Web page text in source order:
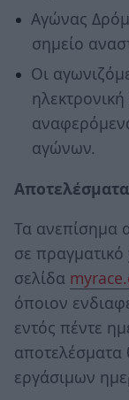
Αγώνας
σημείο
Οι
αγώνων.
Αποτελέσματα
Τα ανεπίσημα
σε
σελίδα
όποιον
εντός πέντε
αποτελέσματα
εργάσιμων